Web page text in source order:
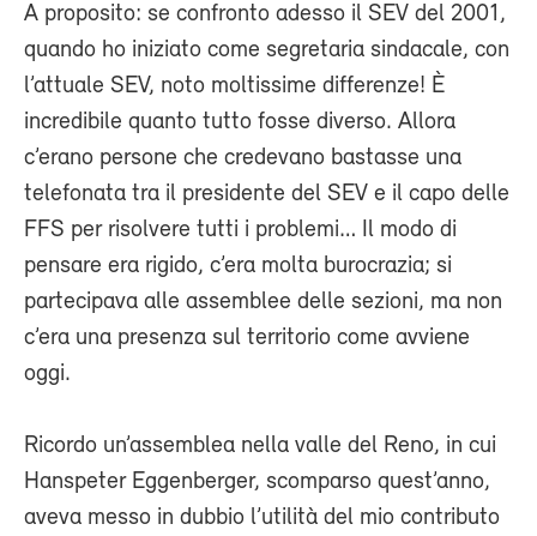
A proposito: se confronto adesso il SEV del 2001,
quando ho iniziato come segretaria sindacale, con
l’attuale SEV, noto moltissime differenze! È
incredibile quanto tutto fosse diverso. Allora
c’erano persone che credevano bastasse una
telefonata tra il presidente del SEV e il capo delle
FFS per risolvere tutti i problemi… Il modo di
pensare era rigido, c’era molta burocrazia; si
partecipava alle assemblee delle sezioni, ma non
c’era una presenza sul territorio come avviene
oggi.
Ricordo un’assemblea nella valle del Reno, in cui
Hanspeter Eggenberger, scomparso quest’anno,
aveva messo in dubbio l’utilità del mio contributo